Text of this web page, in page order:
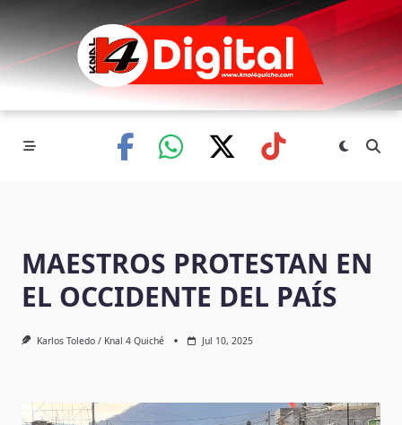
Skip
content
MAESTROS PROTESTAN EN
EL OCCIDENTE DEL PAÍS
Karlos Toledo / Knal 4 Quiché Jul 10, 2025